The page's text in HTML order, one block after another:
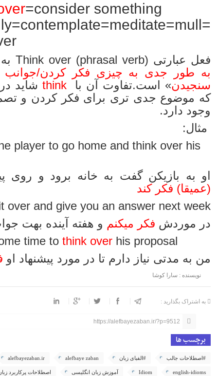
=consider something
contemplate=meditate=mull=
فعل عبارتی (phrasal verb) Think over به معنای «
به طور جدی به چیزی فکر کردن/جوانب
سنجیدن» است.تفاوت آن باthink شاید
که موضوع جدی تری برای فکر کردن و
وجود دارد.
مثال:
player to go home and think over his
او به بازیکن گفت به خانه برود و روی
(عمیقا) فکر کند
over and give you an answer next week
در موردش فکر میکنم و هفته آینده بهت
time to think over his proposal
من به مدتی نیاز دارم تا در مورد پیشنهاد او
نویسنده : سارا کوشا
به اشتراک بگذارید :
https://alefbayezaban.ir/?p=9512
برچسب ها
#اصطلاحات جالب #الفبای زبان alefbaye zaban
alefbayezaban.ir
english-idioms
Idiom آموزش زبان انگلیسی اصطلاحات پرکاربرد